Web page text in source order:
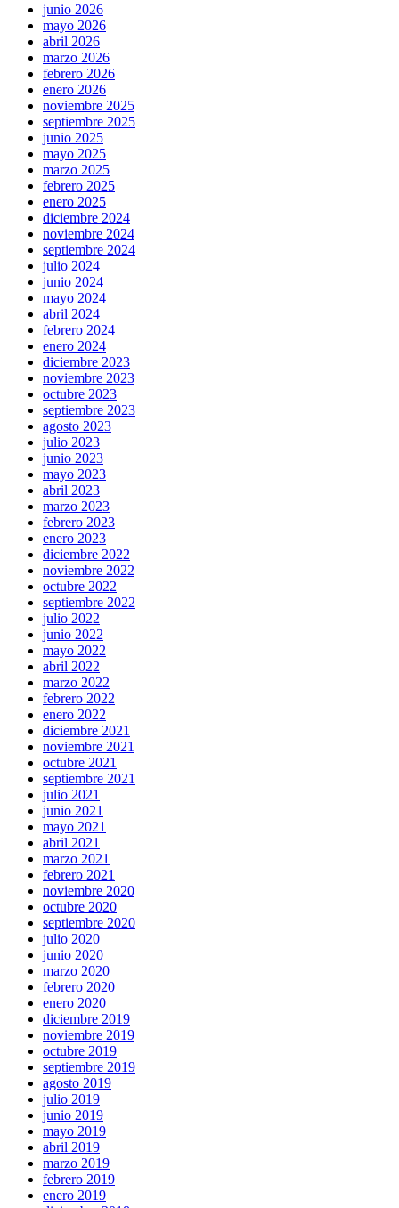
junio 2026
mayo 2026
abril 2026
marzo 2026
febrero 2026
enero 2026
noviembre 2025
septiembre 2025
junio 2025
mayo 2025
marzo 2025
febrero 2025
enero 2025
diciembre 2024
noviembre 2024
septiembre 2024
julio 2024
junio 2024
mayo 2024
abril 2024
febrero 2024
enero 2024
diciembre 2023
noviembre 2023
octubre 2023
septiembre 2023
agosto 2023
julio 2023
junio 2023
mayo 2023
abril 2023
marzo 2023
febrero 2023
enero 2023
diciembre 2022
noviembre 2022
octubre 2022
septiembre 2022
julio 2022
junio 2022
mayo 2022
abril 2022
marzo 2022
febrero 2022
enero 2022
diciembre 2021
noviembre 2021
octubre 2021
septiembre 2021
julio 2021
junio 2021
mayo 2021
abril 2021
marzo 2021
febrero 2021
noviembre 2020
octubre 2020
septiembre 2020
julio 2020
junio 2020
marzo 2020
febrero 2020
enero 2020
diciembre 2019
noviembre 2019
octubre 2019
septiembre 2019
agosto 2019
julio 2019
junio 2019
mayo 2019
abril 2019
marzo 2019
febrero 2019
enero 2019